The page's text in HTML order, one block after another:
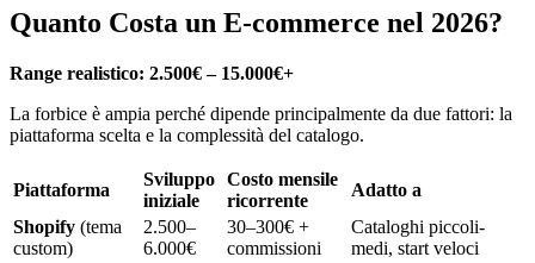
Quanto Costa un E-commerce nel 2026?
Range realistico: 2.500€ – 15.000€+
La forbice è ampia perché dipende principalmente da due fattori: la
piattaforma scelta e la complessità del catalogo.
Piattaforma
Sviluppo
iniziale
Costo mensile
ricorrente
Adatto a
Shopify (tema
custom)
2.500–
6.000€
30–300€ +
commissioni
Cataloghi piccoli-
medi, start veloci